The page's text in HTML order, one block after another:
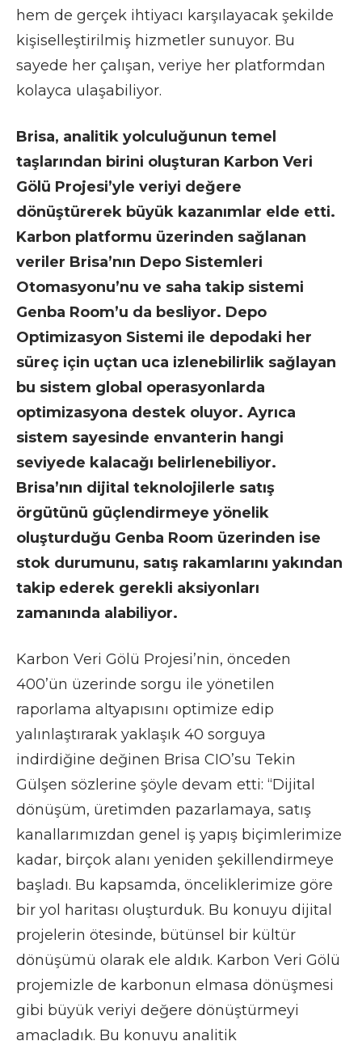
hem de gerçek ihtiyacı karşılayacak şekilde
kişiselleştirilmiş hizmetler sunuyor. Bu
sayede her çalışan, veriye her platformdan
kolayca ulaşabiliyor.
Brisa, analitik yolculuğunun temel
taşlarından birini oluşturan Karbon Veri
Gölü Projesi’yle veriyi değere
dönüştürerek büyük kazanımlar elde etti.
Karbon platformu üzerinden sağlanan
veriler Brisa’nın Depo Sistemleri
Otomasyonu’nu ve saha takip sistemi
Genba Room’u da besliyor. Depo
Optimizasyon Sistemi ile depodaki her
süreç için uçtan uca izlenebilirlik sağlayan
bu sistem global operasyonlarda
optimizasyona destek oluyor. Ayrıca
sistem sayesinde envanterin hangi
seviyede kalacağı belirlenebiliyor.
Brisa’nın dijital teknolojilerle satış
örgütünü güçlendirmeye yönelik
oluşturduğu Genba Room üzerinden ise
stok durumunu, satış rakamlarını yakından
takip ederek gerekli aksiyonları
zamanında alabiliyor.
Karbon Veri Gölü Projesi’nin, önceden
400’ün üzerinde sorgu ile yönetilen
raporlama altyapısını optimize edip
yalınlaştırarak yaklaşık 40 sorguya
indirdiğine değinen Brisa CIO’su Tekin
Gülşen sözlerine şöyle devam etti: “Dijital
dönüşüm, üretimden pazarlamaya, satış
kanallarımızdan genel iş yapış biçimlerimize
kadar, birçok alanı yeniden şekillendirmeye
başladı. Bu kapsamda, önceliklerimize göre
bir yol haritası oluşturduk. Bu konuyu dijital
projelerin ötesinde, bütünsel bir kültür
dönüşümü olarak ele aldık. Karbon Veri Gölü
projemizle de karbonun elmasa dönüşmesi
gibi büyük veriyi değere dönüştürmeyi
amaçladık. Bu konuyu analitik